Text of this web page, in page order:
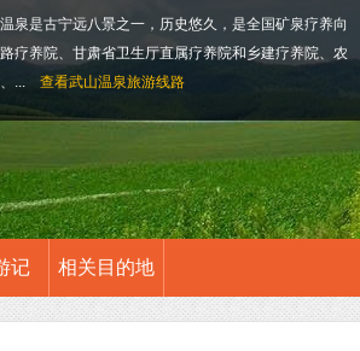
泉是古宁远八景之一，历史悠久，是全国矿泉疗养向
疗养院、甘肃省卫生厅直属疗养院和乡建疗养院、农
...
查看武山温泉旅游线路
记 相关目的地